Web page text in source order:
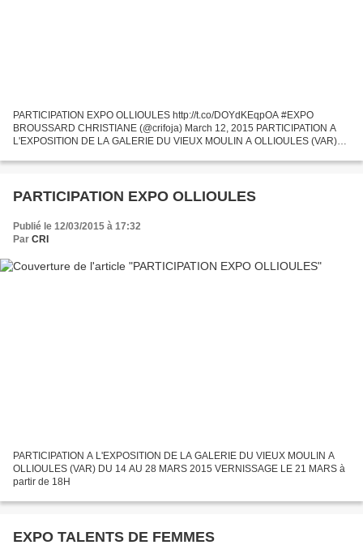
PARTICIPATION EXPO OLLIOULES http://t.co/DOYdKEqpOA #EXPO
BROUSSARD CHRISTIANE (@crifoja) March 12, 2015 PARTICIPATION A
L'EXPOSITION DE LA GALERIE DU VIEUX MOULIN A OLLIOULES (VAR)
PARTICIPATION EXPO OLLIOULES
Publié le 12/03/2015 à 17:32
Par CRI
PARTICIPATION A L'EXPOSITION DE LA GALERIE DU VIEUX MOULIN A
OLLIOULES (VAR) DU 14 AU 28 MARS 2015 VERNISSAGE LE 21 MARS à
partir de 18H
EXPO TALENTS DE FEMMES